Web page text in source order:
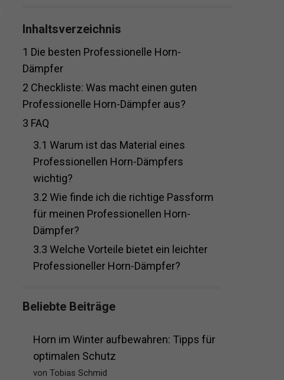
Inhaltsverzeichnis
1 Die besten Professionelle Horn-
Dämpfer
2 Checkliste: Was macht einen guten
Professionelle Horn-Dämpfer aus?
3 FAQ
3.1 Warum ist das Material eines
Professionellen Horn-Dämpfers
wichtig?
3.2 Wie finde ich die richtige Passform
für meinen Professionellen Horn-
Dämpfer?
3.3 Welche Vorteile bietet ein leichter
Professioneller Horn-Dämpfer?
Beliebte Beiträge
Horn im Winter aufbewahren: Tipps für
optimalen Schutz
von Tobias Schmid